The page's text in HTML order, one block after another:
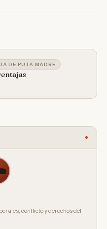
DE PUTA MADRE
conflicto y derechos del